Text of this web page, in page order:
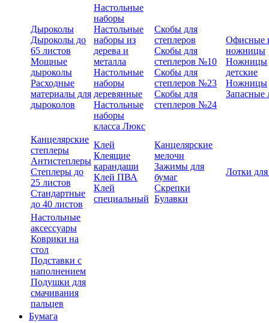
Дыроколы
Дыроколы до
65 листов
Мощные
дыроколы
Расходные
материалы для
дыроколов
Настольные
наборы
Настольные
наборы из
дерева и
металла
Настольные
наборы
деревянные
Настольные
наборы
класса Люкс
Скобы для
степлеров
Скобы для
степлеров №10
Скобы для
степлеров №23
Скобы для
степлеров №24
Офисные
ножницы
Ножницы
детские
Ножницы
Запасные
Канцелярские
степлеры
Антистеплеры
Степлеры до
25 листов
Стандартные
до 40 листов
Клей
Клеящие
карандаши
Клей ПВА
Клей
специальный
Канцелярские
мелочи
Зажимы для
бумаг
Скрепки
Булавки
Лотки
Настольные
аксессуары
Коврики на
стол
Подставки с
наполнением
Подушки для
смачивания
пальцев
Бумага